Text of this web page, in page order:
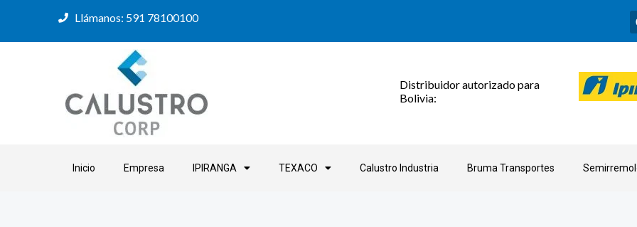
Llámanos: 591 78100100
Distribuidor autorizado para
Bolivia:
Inicio Empresa IPIRANGA TEXACO Calustro Industria Bruma Transportes